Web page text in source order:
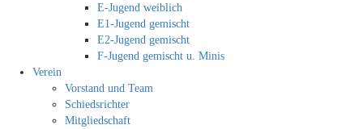
E-Jugend weiblich
E1-Jugend gemischt
E2-Jugend gemischt
F-Jugend gemischt u. Minis
Verein
Vorstand und Team
Schiedsrichter
Mitgliedschaft